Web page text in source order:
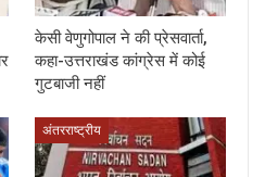
केसी वेणुगोपाल ने की प्रेसवार्ता,
कहा-उत्तराखंड कांग्रेस में कोई
गुटबाजी नहीं
अंतरराष्ट्रीय